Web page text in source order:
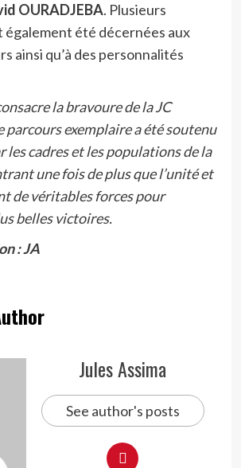
OURADJEBA. Plusieurs
été décernées aux
ainsi qu’à des personnalités
la bravoure de la JC
parcours exemplaire a été soutenu
les cadres et les populations de la
une fois de plus que l’unité et
de véritables forces pour
belles victoires.
: JA
Jules Assima
See author's posts